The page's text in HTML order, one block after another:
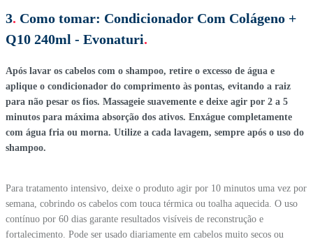
3. Como tomar: Condicionador Com Colágeno +
Q10 240ml - Evonaturi.
Após lavar os cabelos com o shampoo, retire o excesso de água e
aplique o condicionador do comprimento às pontas, evitando a raiz
para não pesar os fios. Massageie suavemente e deixe agir por 2 a 5
minutos para máxima absorção dos ativos. Enxágue completamente
com água fria ou morna. Utilize a cada lavagem, sempre após o uso do
shampoo.
Para tratamento intensivo, deixe o produto agir por 10 minutos uma vez por
semana, cobrindo os cabelos com touca térmica ou toalha aquecida. O uso
contínuo por 60 dias garante resultados visíveis de reconstrução e
fortalecimento. Pode ser usado diariamente em cabelos muito secos ou